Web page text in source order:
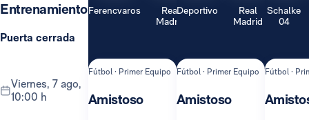
Entrenamiento
Puerta cerrada
viernes, 7 ago,
10:00 h
Ferencvaros
Real
Madrid
Fútbol · Primer Equipo
Amistoso
Deportivo
Real
Madrid
Fútbol · Primer Equipo
Amistoso
Schalke
04
Fútbol ·